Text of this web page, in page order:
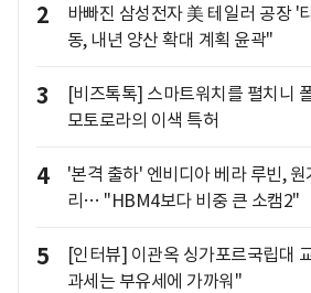
2
바빠진 삼성전자 美 테일러 공장
동, 내년 양산 확대 계획 윤곽"
3
[비즈톡톡] 스마트워치를 펼치니
모토로라의 이색 특허
4
'본격 출하' 엔비디아 베라 루빈,
리… "HBM4보다 비중 큰 소캠2"
5
[인터뷰] 이관옥 싱가포르국립대
과세는 부유세에 가까워"